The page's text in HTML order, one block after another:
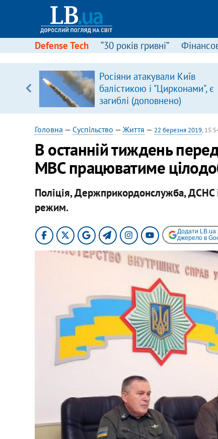
Defense Tech “30 років гривні”
Росіяни атакували Київ
балістикою і "Цирконами", є
загиблі (доповнено)
Головна — Суспільство — Життя — 22 березня 2019,
В останній тиждень
МВС працюватиме
Поліція, Держприкордонслужба, ДСНС
режим.
Додати LB.ua
джерело в